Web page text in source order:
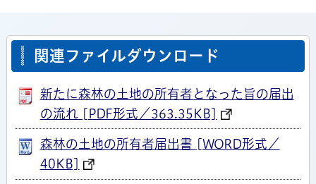
関連ファイルダウンロード
新たに森林の土地の所有者となった旨の届出
の流れ [PDF形式／363.35KB]
森林の土地の所有者届出書 [WORD形式／
40KB]